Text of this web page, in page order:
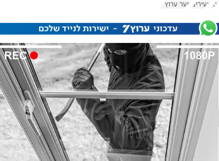
יפן צעירים נוער ערוץ 7